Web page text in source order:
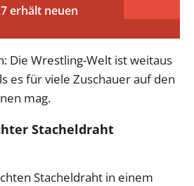
erhält neuen
Die Wrestling-Welt ist weitaus
es für viele Zuschauer auf den
mag.
Stacheldraht
Stacheldraht in einem